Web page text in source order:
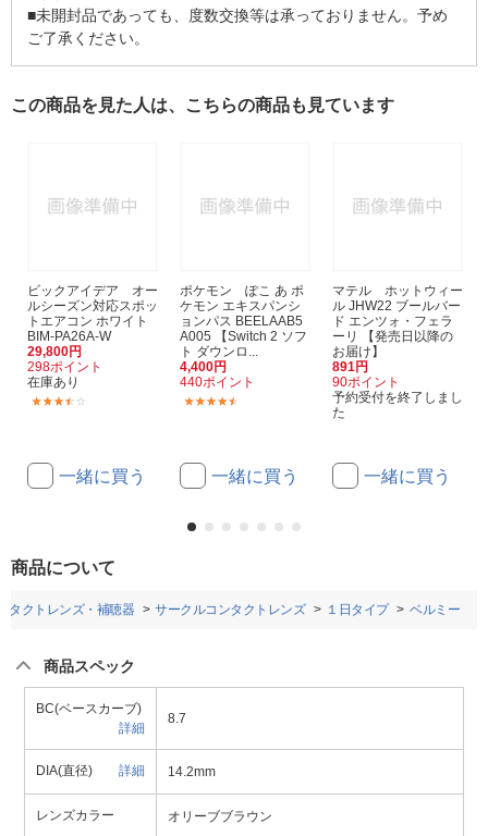
■未開封品であっても、度数交換等は承っておりません。予め
ご了承ください。
この商品を見た人は、こちらの商品も見ています
ビックアイデア オー
ルシーズン対応スポッ
トエアコン ホワイト
BIM-PA26A-W
29,800円
298ポイント
在庫あり
一緒に買う
ポケモン ぽこ あ ポ
ケモン エキスパンシ
ョンパス BEELAAB5
A005 【Switch 2 ソフ
ト ダウンロ...
4,400円
440ポイント
一緒に買う
マテル ホットウィー
ル JHW22 ブールバー
ド エンツォ・フェラ
ーリ 【発売日以降の
お届け】
891円
90ポイント
予約受付を終了しまし
た
一緒に買う
商品について
タクトレンズ・補聴器 サークルコンタクトレンズ １日タイプ ベルミー
商品スペック
BC(ベースカーブ)
詳細
8.7
DIA(直径) 詳細 14.2mm
レンズカラー オリーブブラウン